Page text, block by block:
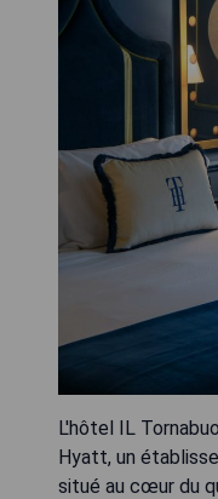
L'hôtel IL
Hyatt, un
situé au cœur du